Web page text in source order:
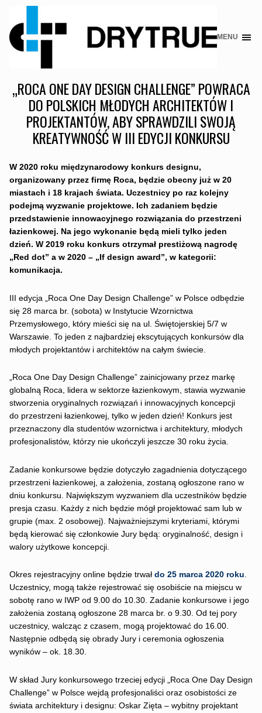
Skip
MENU
„ROCA ONE DAY DESIGN CHALLENGE” POWRACA
DO POLSKICH MŁODYCH ARCHITEKTÓW I
PROJEKTANTÓW, ABY SPRAWDZILI SWOJĄ
KREATYWNOŚĆ W III EDYCJI KONKURSU
W 2020 roku międzynarodowy konkurs designu,
organizowany przez firmę Roca, będzie obecny już w 20
miastach i 18 krajach świata. Uczestnicy po raz kolejny
podejmą wyzwanie projektowe. Ich zadaniem będzie
przedstawienie innowacyjnego rozwiązania do przestrzeni
łazienkowej. Na jego wykonanie będą mieli tylko jeden
dzień. W 2019 roku konkurs otrzymał prestiżową nagrodę
„Red dot” a w 2020 – „If design award”, w kategorii:
komunikacja.
III edycja „Roca One Day Design Challenge” w Polsce odbędzie
się 28 marca br. (sobota) w Instytucie Wzornictwa
Przemysłowego, który mieści się na ul. Świętojerskiej 5/7 w
Warszawie. To jeden z najbardziej ekscytujących konkursów dla
młodych projektantów i architektów na całym świecie.
„Roca One Day Design Challenge” zainicjowany przez markę
globalną Roca, lidera w sektorze łazienkowym, stawia wyzwanie
stworzenia oryginalnych rozwiązań i innowacyjnych koncepcji
do przestrzeni łazienkowej, tylko w jeden dzień! Konkurs jest
przeznaczony dla studentów wzornictwa i architektury, młodych
profesjonalistów, którzy nie ukończyli jeszcze 30 roku życia.
Zadanie konkursowe będzie dotyczyło zagadnienia dotyczącego
przestrzeni łazienkowej, a założenia, zostaną ogłoszone rano w
dniu konkursu. Największym wyzwaniem dla uczestników będzie
presja czasu. Każdy z nich będzie mógł projektować sam lub w
grupie (max. 2 osobowej). Najważniejszymi kryteriami, którymi
będą kierować się członkowie Jury będą: oryginalność, design i
walory użytkowe koncepcji.
Okres rejestracyjny online będzie trwał do 25 marca 2020 roku.
Uczestnicy, mogą także rejestrować się osobiście na miejscu w
sobotę rano w IWP od 9.00 do 10.30. Zadanie konkursowe i jego
założenia zostaną ogłoszone 28 marca br. o 9.30. Od tej pory
uczestnicy, walcząc z czasem, mogą projektować do 16.00.
Następnie odbędą się obrady Jury i ceremonia ogłoszenia
wyników – ok. 18.30.
W skład Jury konkursowego trzeciej edycji „Roca One Day Design
Challenge” w Polsce wejdą profesjonaliści oraz osobistości ze
świata architektury i designu: Oskar Zięta – wybitny projektant